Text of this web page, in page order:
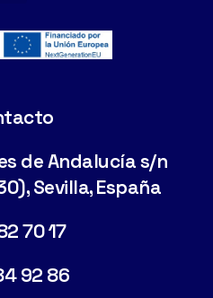
de Andalucía s/n
Sevilla, España
70 17
92 86